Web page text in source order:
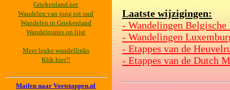
Griekenland.net
Wandelen van jong tot oud
Wandelen in Griekenland
Wandelroutes op lijst
Meer leuke wandellinks
Klik hier!!
Mailen naar Voetstappen.nl
Laatste wijzigingen:
- Wandelingen
- Wandelingen
- Etappes van de
- Etappes van de Dutch